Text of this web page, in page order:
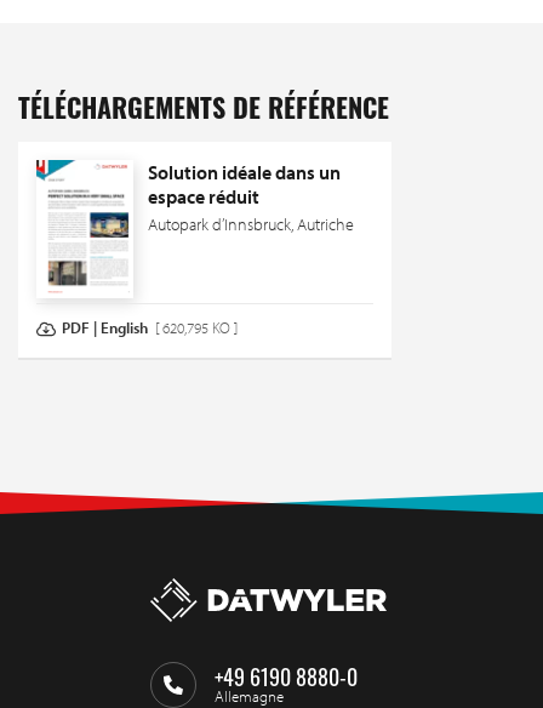
TÉLÉCHARGEMENTS DE RÉFÉRENCE
Solution idéale dans un
espace réduit
Autopark d’Innsbruck, Autriche
PDF | English [ 620,795 KO ]
+49 6190 8880-0
Allemagne